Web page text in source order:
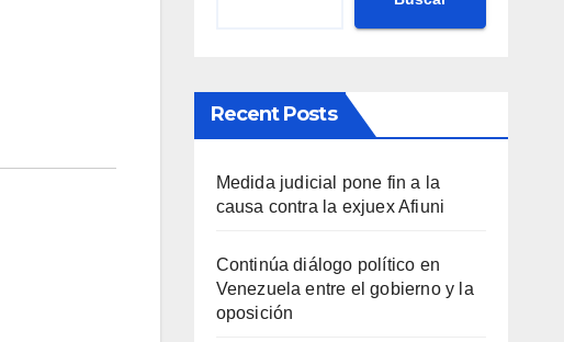
Recent Posts
Medida judicial pone fin a la
causa contra la exjuex Afiuni
Continúa diálogo político en
Venezuela entre el gobierno y la
oposición